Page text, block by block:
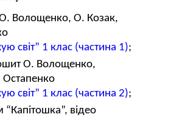
Волощенко, О. Козак,
світ” 1 клас (частина 1);
О. Волощенко,
Остапенко
світ” 1 клас (частина 2);
“Капітошка”, відео